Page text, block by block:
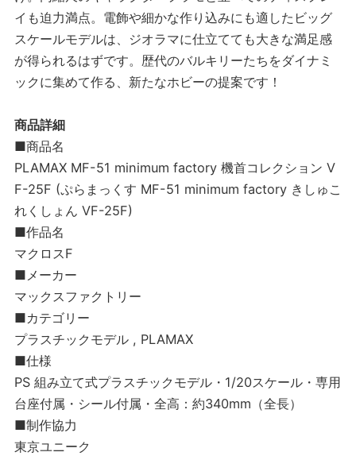
イも迫力満点。電飾や細かな作り込みにも適したビッグ
スケールモデルは、ジオラマに仕立てても大きな満足感
が得られるはずです。歴代のバルキリーたちをダイナミ
ックに集めて作る、新たなホビーの提案です！
商品詳細
■商品名
PLAMAX MF-51 minimum factory 機首コレクション V
F-25F (ぷらまっくす MF-51 minimum factory きしゅこ
れくしょん VF-25F)
■作品名
マクロスF
■メーカー
マックスファクトリー
■カテゴリー
プラスチックモデル , PLAMAX
■仕様
PS 組み立て式プラスチックモデル・1/20スケール・専用
台座付属・シール付属・全高：約340mm（全長）
■制作協力
東京ユニーク